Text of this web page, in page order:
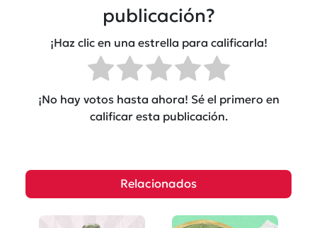
publicación?
¡Haz clic en una estrella para calificarla!
¡No hay votos hasta ahora! Sé el primero en
calificar esta publicación.
Relacionados